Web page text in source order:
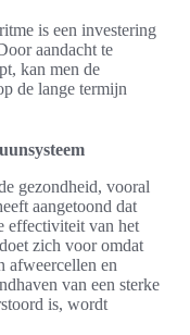
is een investering
aandacht te
kan men de
de lange termijn
gezondheid, vooral
aangetoond dat
effectiviteit van het
zich voor omdat
afweercellen en
van een sterke
is, wordt